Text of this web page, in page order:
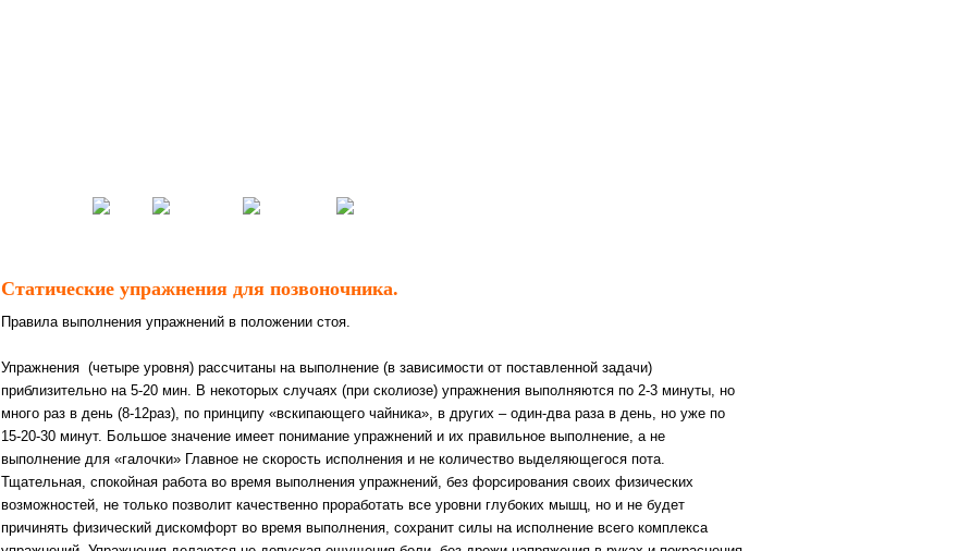
Статические упражнения для позвоночника.
Правила выполнения упражнений в положении стоя.
Упражнения (четыре уровня) рассчитаны на выполнение (в зависимости от поставленной задачи)
приблизительно на 5-20 мин. В некоторых случаях (при сколиозе) упражнения выполняются по 2-3 минуты, но
много раз в день (8-12раз), по принципу «вскипающего чайника», в других – один-два раза в день, но уже по
15-20-30 минут. Большое значение имеет понимание упражнений и их правильное выполнение, а не
выполнение для «галочки» Главное не скорость исполнения и не количество выделяющегося пота.
Тщательная, спокойная работа во время выполнения упражнений, без форсирования своих физических
возможностей, не только позволит качественно проработать все уровни глубоких мышц, но и не будет
причинять физический дискомфорт во время выполнения, сохранит силы на исполнение всего комплекса